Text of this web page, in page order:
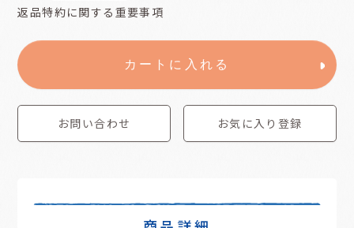
返品特約に関する重要事項
カートに入れる
お問い合わせ お気に入り登録